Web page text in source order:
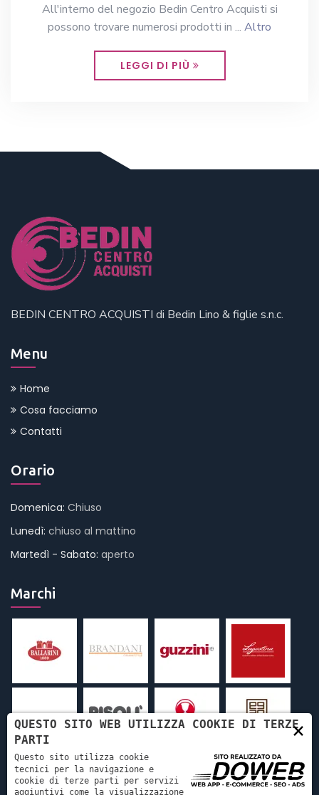
All'interno del negozio Bedin Centro Acquisti si
possono trovare numerosi prodotti in ... Altro
LEGGI DI PIÙ
BEDIN CENTRO ACQUISTI di Bedin Lino & figlie s.n.c.
Menu
Home
Cosa facciamo
Contatti
Orario
Domenica: Chiuso
Lunedì: chiuso al mattino
Martedì - Sabato: aperto
Marchi
×
QUESTO SITO WEB UTILIZZA COOKIE DI TERZE
PARTI
Questo sito utilizza cookie
tecnici per la navigazione e
cookie di terze parti per servizi
aggiuntivi come la visualizzazione